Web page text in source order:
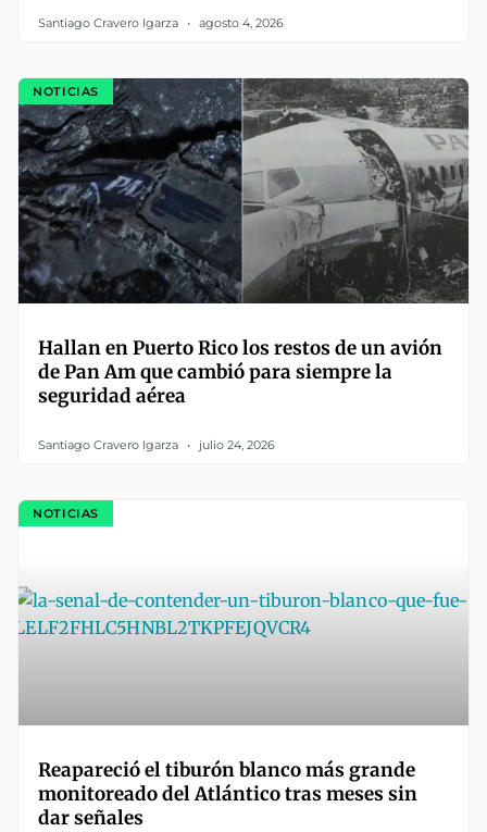
Santiago Cravero Igarza agosto 4, 2026
NOTICIAS
Hallan en Puerto Rico los restos de un avión
de Pan Am que cambió para siempre la
seguridad aérea
Santiago Cravero Igarza julio 24, 2026
NOTICIAS
Reapareció el tiburón blanco más grande
monitoreado del Atlántico tras meses sin
dar señales